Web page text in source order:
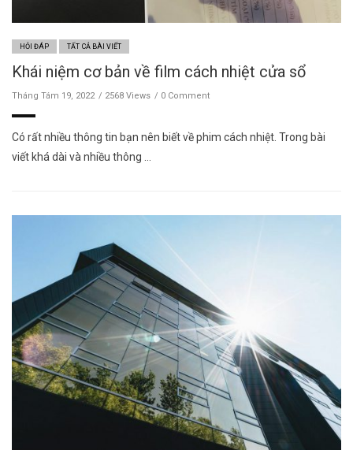
HỎI ĐÁP TẤT CẢ BÀI VIẾT
Khái niệm cơ bản về film cách nhiệt cửa sổ
Tháng Tám 19, 2022 2568 Views 0 Comment
Có rất nhiều thông tin bạn nên biết về phim cách nhiệt. Trong bài
viết khá dài và nhiều thông …